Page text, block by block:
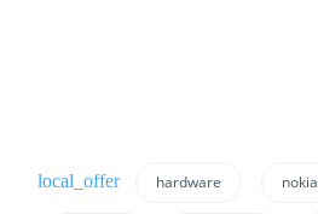
hardware nokia